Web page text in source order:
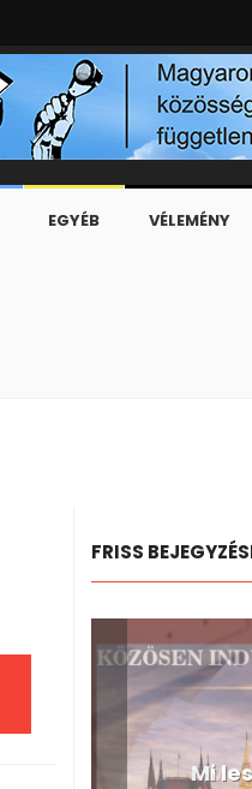
EGYÉB VÉLEMÉNY
FRISS
Mi